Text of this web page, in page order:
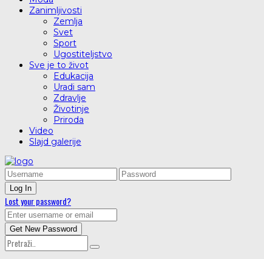
Zanimljivosti
Zemlja
Svet
Sport
Ugostiteljstvo
Sve je to život
Edukacija
Uradi sam
Zdravlje
Životinje
Priroda
Video
Slajd galerije
Lost your password?